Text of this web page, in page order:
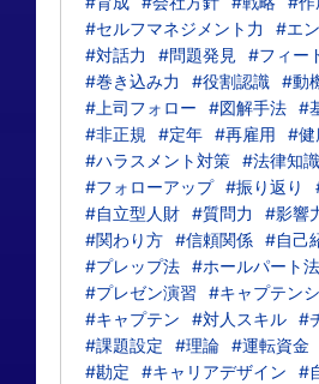
#セルフマネジメント力
#エ
#対話力
#問題発見
#フィー
#巻き込み力
#役割認識 #動
#上司フォロー
#図解手法 #
#非正規
#定年 #再雇用
#健
#ハラスメント対策 #法律知識
#フォローアップ #振り返り
#自立型人財 #質問力 #影響
#関わり方 #信頼関係 #自己
#プレップ法 #ホールパート法
#プレゼン演習
#キャプテン
#キャプテン
#対人スキル #
#課題設定
#理論 #運転資金
#勘定
#キャリアデザイン
#